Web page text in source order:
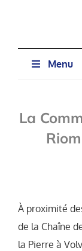
Menu
La
À proximité
de la Chaîne
la Pierre à